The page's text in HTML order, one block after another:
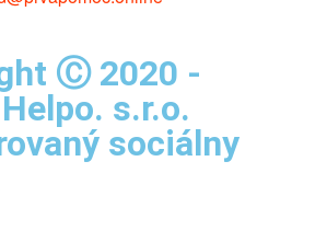
Ⓒ 2020 -
s.r.o.
sociálny